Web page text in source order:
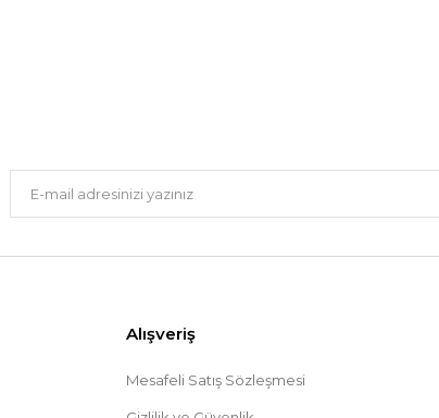
Gönder
Alışveriş
Mesafeli Satış Sözleşmesi